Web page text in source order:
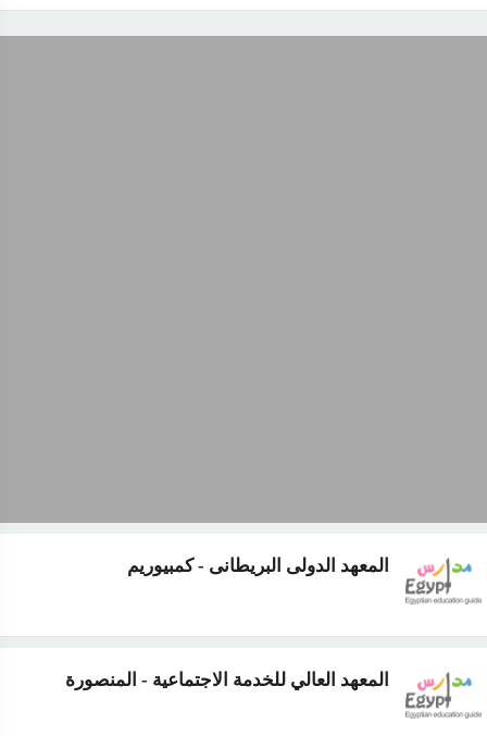
المعهد الدولى البريطانى - كمبيوريم
المعهد العالي للخدمة الاجتماعية - المنصورة